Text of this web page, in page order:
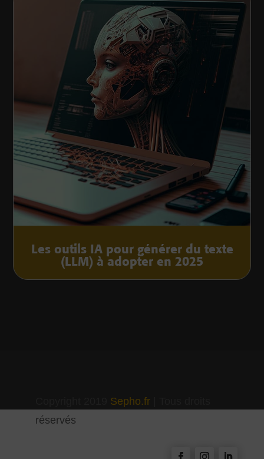
Les outils IA pour générer du texte
(LLM) à adopter en 2025
Sepho.fr| Tous droits
réservés